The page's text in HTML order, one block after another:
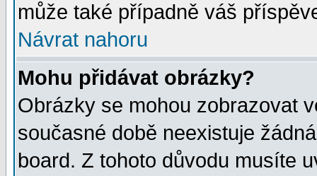
může také případně váš
Návrat nahoru
Mohu přidávat obrázky?
Obrázky se mohou zobrazovat
současné době neexistuje
board. Z tohoto důvodu musíte